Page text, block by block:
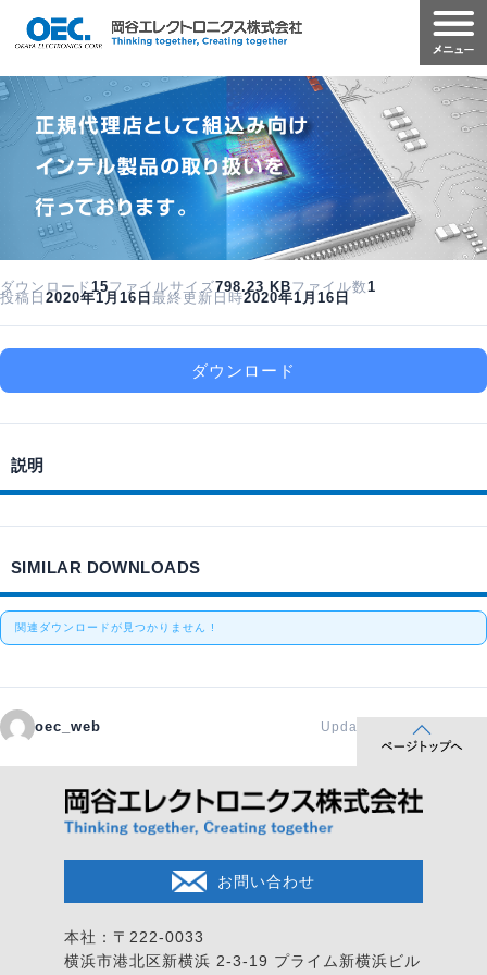
ダウンロード 15ファイルサイズ798.23 KBファイル数1
投稿日 2020年1月16日 最終更新日時2020年1月16日
ダウンロード
説明
SIMILAR DOWNLOADS
関連ダウンロードが見つかりません !
oec_web Updated 2020年1月16日
お問い合わせ
本社：〒222-0033
横浜市港北区新横浜 2-3-19 プライム新横浜ビル